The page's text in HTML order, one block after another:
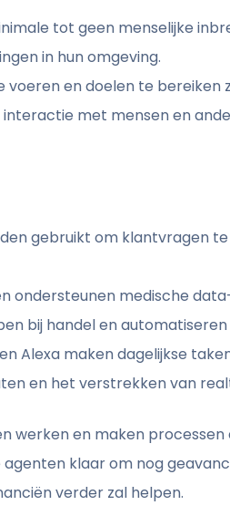
tot geen menselijke
in hun omgeving.
en doelen te bereiken
met mensen en
gebruikt om klantvragen
ondersteunen medische
bij handel en automatiseren
Alexa maken dagelijkse
en het verstrekken van
werken en maken
klaar om nog
verder zal helpen.